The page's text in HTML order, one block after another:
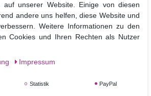
auf unserer Website. Einige von diesen
andere uns helfen, diese Website und
Weitere Informationen zu den
Cookies und Ihren Rechten als Nutzer
Impressum
Statistik PayPal